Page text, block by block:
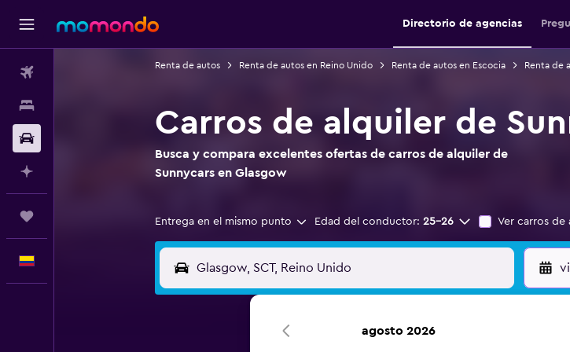
Directorio de agencias
Renta de autos Renta de autos en Reino Unido Renta de autos en Escocia Renta de
Carros de alquiler de
Busca y compara excelentes ofertas de carros de alquiler de
Sunnycars en Glasgow
Entrega en el mismo punto Edad del conductor: 25-26 Ver carros de
agosto 2026